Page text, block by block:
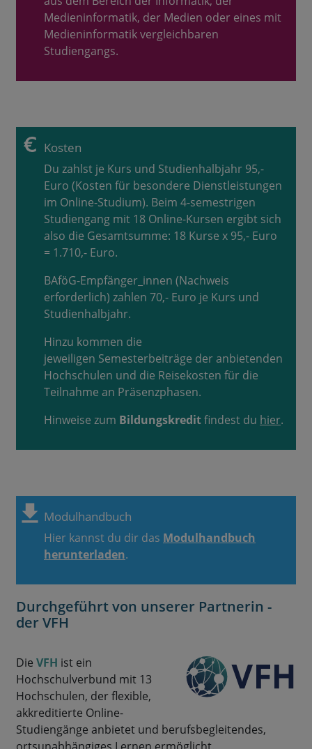
Medieninformatik, der Medien oder eines mit
Medieninformatik vergleichbaren
Studiengangs.
Kosten
Du zahlst je Kurs und Studienhalbjahr 95,-
Euro (Kosten für besondere Dienstleistungen
im Online-Studium). Beim 4-semestrigen
Studiengang mit 18 Online-Kursen ergibt sich
also die Gesamtsumme: 18 Kurse x 95,- Euro
= 1.710,- Euro.
BAföG-Empfänger_innen (Nachweis
erforderlich) zahlen 70,- Euro je Kurs und
Studienhalbjahr.
Hinzu kommen die
jeweiligen Semesterbeiträge der anbietenden
Hochschulen und die Reisekosten für die
Teilnahme an Präsenzphasen.
Hinweise zum Bildungskreditfindest du hier.
Modulhandbuch
Hier kannst du dir das Modulhandbuch
herunterladen.
Durchgeführt von unserer Partnerin -
der VFH
Die VFH ist ein
Hochschulverbund mit 13
Hochschulen, der flexible,
akkreditierte Online-
Studiengänge anbietet und berufsbegleitendes,